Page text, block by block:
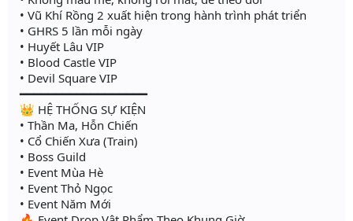
• Vũ Khí Rồng 2 xuất hiện trong hành trình phát triển
• GHRS 5 lần mỗi ngày
• Huyết Lâu VIP
• Blood Castle VIP
• Devil Square VIP
━━━━━━━━━━━━━━━━━━
👑 HỆ THỐNG SỰ KIỆN
• Thần Ma, Hỗn Chiến
• Cổ Chiến Xưa (Train)
• Boss Guild
• Event Mùa Hè
• Event Thỏ Ngọc
• Event Năm Mới